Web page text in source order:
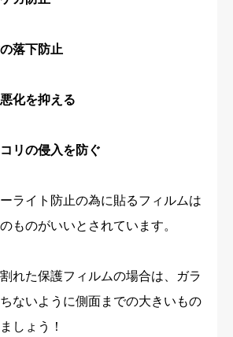
落下防止
化を抑える
リの侵入を防ぐ
ライト防止の為に貼るフィルムは
ものがいいとされています。
れた保護フィルムの場合は、ガラ
ないように側面までの大きいもの
しょう！